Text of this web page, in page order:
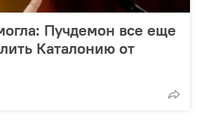
Пучдемон все еще
Каталонию от